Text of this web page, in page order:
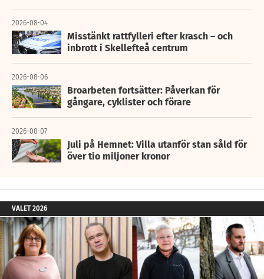
2026-08-04
Misstänkt rattfylleri efter krasch – och
inbrott i Skellefteå centrum
2026-08-06
Broarbeten fortsätter: Påverkan för
gångare, cyklister och förare
2026-08-07
Juli på Hemnet: Villa utanför stan såld för
över tio miljoner kronor
VALET 2026